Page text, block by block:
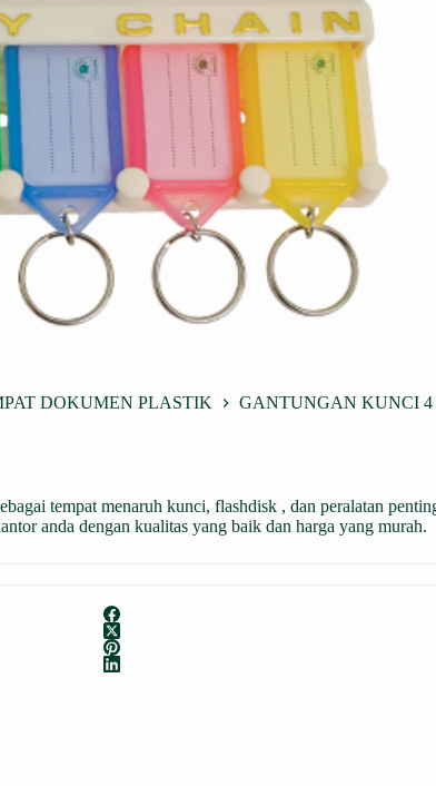
DOKUMEN PLASTIK
GANTUNGAN KUNCI 4
tempat menaruh kunci, flashdisk , dan peralatan
anda dengan kualitas yang baik dan harga yang murah.